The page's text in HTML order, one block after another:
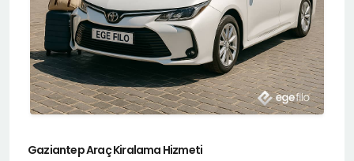
Gaziantep Araç Kiralama Hizmeti